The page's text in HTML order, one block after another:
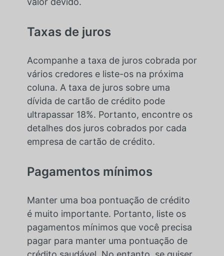
Taxas de juros
Acompanhe a taxa de juros cobrada por
vários credores e liste-os na próxima
coluna. A taxa de juros sobre uma
dívida de cartão de crédito pode
ultrapassar 18%. Portanto, encontre os
detalhes dos juros cobrados por cada
empresa de cartão de crédito.
Pagamentos mínimos
Manter uma boa pontuação de crédito
é muito importante. Portanto, liste os
pagamentos mínimos que você precisa
pagar para manter uma pontuação de